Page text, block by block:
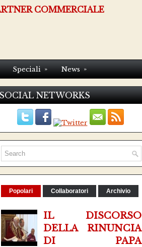
COMMERCIALE
Speciali » News »
NETWORKS
Popolari Collaboratori Archivio
IL DISCORSO
DELLA RINUNCIA
DI PAPA